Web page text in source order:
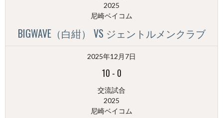
2025
尼崎ベイコム
BIGWAVE（白紺） VS ジェントルメンクラブ
2025年12月7日
10 - 0
交流試合
2025
尼崎ベイコム